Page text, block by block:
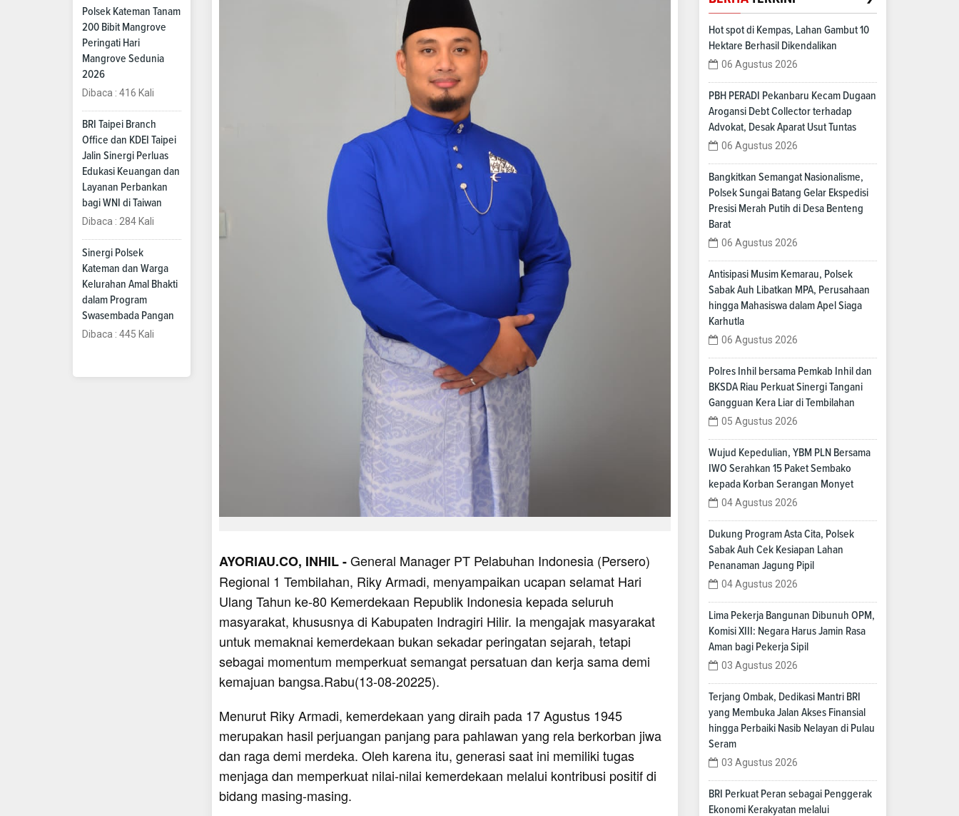
Polsek Kateman Tanam
200 Bibit Mangrove
Peringati Hari
Mangrove Sedunia
2026
Dibaca : 416 Kali
BRI Taipei Branch
Office dan KDEI Taipei
Jalin Sinergi Perluas
Edukasi Keuangan dan
Layanan Perbankan
bagi WNI di Taiwan
Dibaca : 284 Kali
Sinergi Polsek
Kateman dan Warga
Kelurahan Amal Bhakti
dalam Program
Swasembada Pangan
Dibaca : 445 Kali
AYORIAU.CO, INHIL -General Manager PT Pelabuhan Indonesia (Persero)
Regional 1 Tembilahan, Riky Armadi, menyampaikan ucapan selamat Hari
Ulang Tahun ke-80 Kemerdekaan Republik Indonesia kepada seluruh
masyarakat, khususnya di Kabupaten Indragiri Hilir. Ia mengajak masyarakat
untuk memaknai kemerdekaan bukan sekadar peringatan sejarah, tetapi
sebagai momentum memperkuat semangat persatuan dan kerja sama demi
kemajuan bangsa.Rabu(13-08-20225).
Menurut Riky Armadi, kemerdekaan yang diraih pada 17 Agustus 1945
merupakan hasil perjuangan panjang para pahlawan yang rela berkorban jiwa
dan raga demi merdeka. Oleh karena itu, generasi saat ini memiliki tugas
menjaga dan memperkuat nilai-nilai kemerdekaan melalui kontribusi positif di
bidang masing-masing.
Hot spot di Kempas, Lahan Gambut 10
Hektare Berhasil Dikendalikan
06 Agustus 2026
PBH PERADI Pekanbaru Kecam Dugaan
Arogansi Debt Collector terhadap
Advokat, Desak Aparat Usut Tuntas
06 Agustus 2026
Bangkitkan Semangat Nasionalisme,
Polsek Sungai Batang Gelar Ekspedisi
Presisi Merah Putih di Desa Benteng
Barat
06 Agustus 2026
Antisipasi Musim Kemarau, Polsek
Sabak Auh Libatkan MPA, Perusahaan
hingga Mahasiswa dalam Apel Siaga
Karhutla
06 Agustus 2026
Polres Inhil bersama Pemkab Inhil dan
BKSDA Riau Perkuat Sinergi Tangani
Gangguan Kera Liar di Tembilahan
05 Agustus 2026
Wujud Kepedulian, YBM PLN Bersama
IWO Serahkan 15 Paket Sembako
kepada Korban Serangan Monyet
04 Agustus 2026
Dukung Program Asta Cita, Polsek
Sabak Auh Cek Kesiapan Lahan
Penanaman Jagung Pipil
04 Agustus 2026
Lima Pekerja Bangunan Dibunuh OPM,
Komisi XIII: Negara Harus Jamin Rasa
Aman bagi Pekerja Sipil
03 Agustus 2026
Terjang Ombak, Dedikasi Mantri BRI
yang Membuka Jalan Akses Finansial
hingga Perbaiki Nasib Nelayan di Pulau
Seram
03 Agustus 2026
BRI Perkuat Peran sebagai Penggerak
Ekonomi Kerakyatan melalui